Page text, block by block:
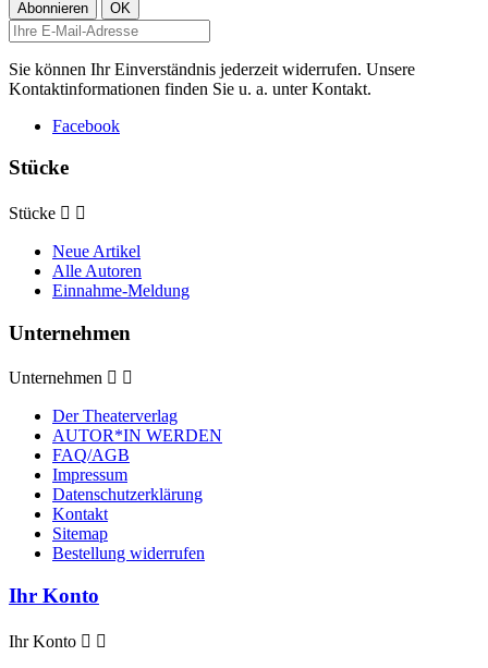
Sie können Ihr Einverständnis jederzeit widerrufen. Unsere
Kontaktinformationen finden Sie u. a. unter Kontakt.
Facebook
Stücke
Stücke  
Neue Artikel
Alle Autoren
Einnahme-Meldung
Unternehmen
Unternehmen  
Der Theaterverlag
AUTOR*IN WERDEN
FAQ/AGB
Impressum
Datenschutzerklärung
Kontakt
Sitemap
Bestellung widerrufen
Ihr Konto
Ihr Konto  